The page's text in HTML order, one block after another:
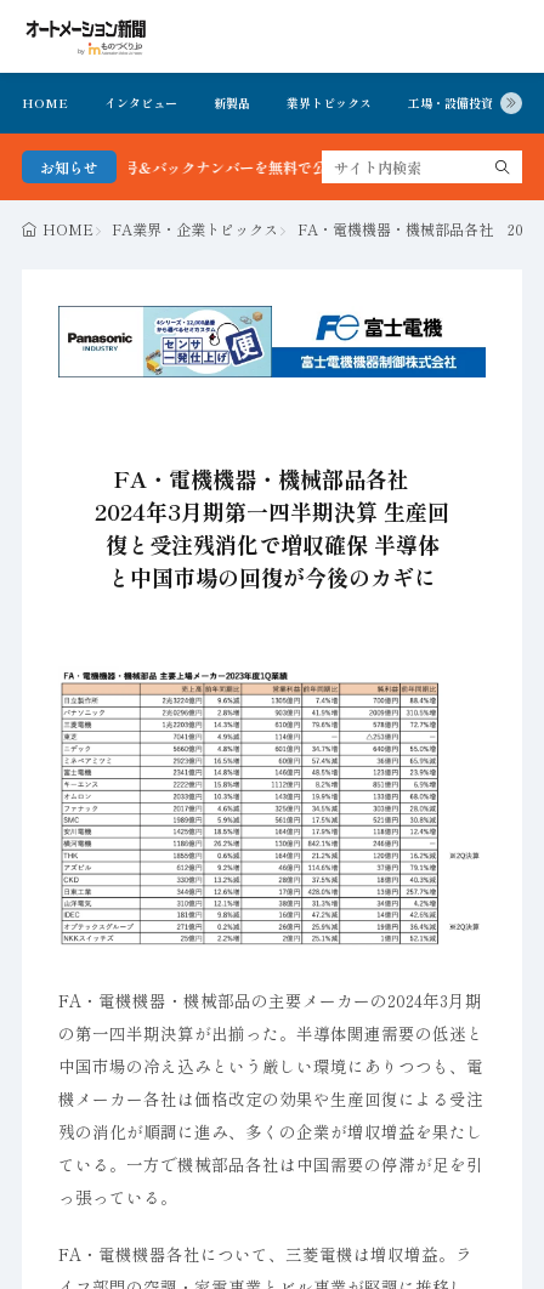
HOME インタビュー 新製品 業界トピックス 工場・設備投資
お知らせ
新号＆バックナンバーを無料で公開中 詳細はこちら
HOME FA業界・企業トピックス FA・電機機器・機械部品各社 2024
FA・電機機器・機械部品各社
2024年3月期第一四半期決算 生産回
復と受注残消化で増収確保 半導体
と中国市場の回復が今後のカギに
FA・電機機器・機械部品の主要メーカーの2024年3月期
の第一四半期決算が出揃った。半導体関連需要の低迷と
中国市場の冷え込みという厳しい環境にありつつも、電
機メーカー各社は価格改定の効果や生産回復による受注
残の消化が順調に進み、多くの企業が増収増益を果たし
ている。一方で機械部品各社は中国需要の停滞が足を引
っ張っている。
FA・電機機器各社について、三菱電機は増収増益。ラ